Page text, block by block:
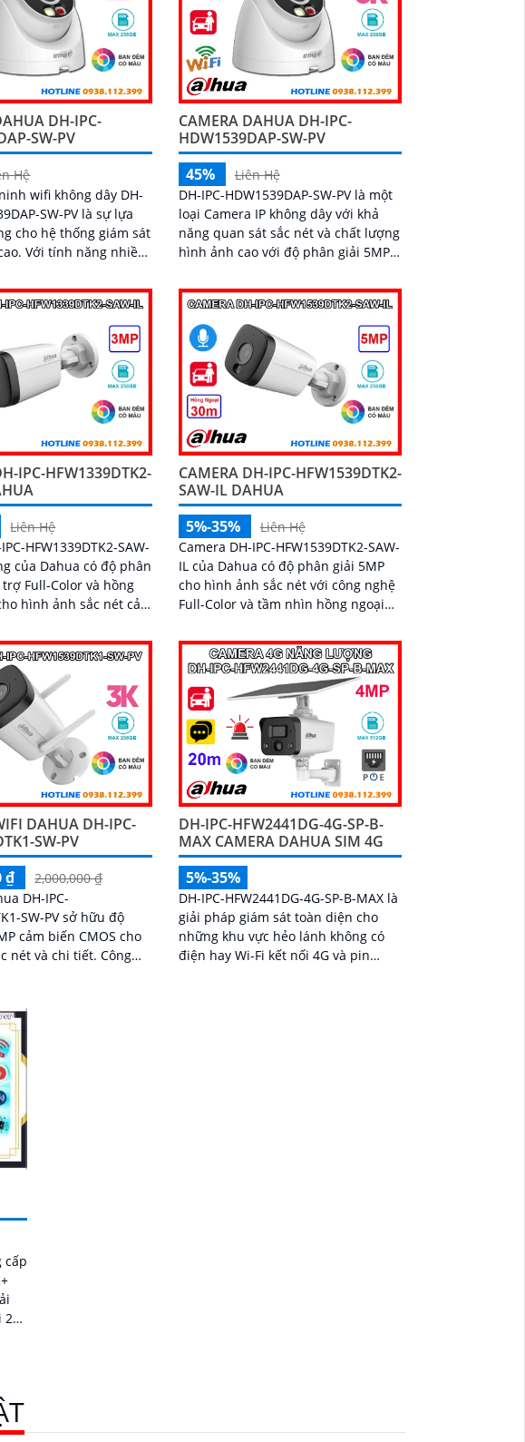
DH-IPC-
SW-PV
Hệ
wifi không dây DH-
SW-PV là sự lựa
cho hệ thống giám sát
nhiều
2 chiều phát hiện
tiện và độ phân
nét camera giúp bảo vệ
ngôi nhà hoặc văn
CAMERA DAHUA DH-IPC-
HDW1539DAP-SW-PV
45%
Liên Hệ
DH-IPC-HDW1539DAP-SW-PV là một
loại Camera IP không dây với khả
năng quan sát sắc nét và chất lượng
hình ảnh cao với độ phân giải 5MP
thiết kế để đem lại trải nghiệm giám
sát an toàn và hiệu quả cảnh báo
chủ động khi có phát hiện con người
phát hiện phương tiện
IPC-HFW1339DTK2-
Liên Hệ
HFW1339DTK2-SAW-
của Dahua có độ phân
Full-Color và hồng
hình ảnh sắc nét cả
loa cảnh báo và công
phát hiện con người,
chính xác
CAMERA DH-IPC-HFW1539DTK2-
SAW-IL DAHUA
5%-35%
Liên Hệ
Camera DH-IPC-HFW1539DTK2-SAW-
IL của Dahua có độ phân giải 5MP
cho hình ảnh sắc nét với công nghệ
Full-Color và tầm nhìn hồng ngoại
cảnh báo và AI thông minh, giúp
phát hiện chính xác con người và
phương tiện
DAHUA DH-IPC-
SW-PV
₫
2,000,000 ₫
DH-IPC-
SW-PV sở hữu độ
cảm biến CMOS cho
nét và chi tiết. Công
DH-IPC-HFW2441DG-4G-SP-B-
MAX CAMERA DAHUA SIM 4G
5%-35%
DH-IPC-HFW2441DG-4G-SP-B-MAX là
giải pháp giám sát toàn diện cho
những khu vực hẻo lánh không có
điện hay Wi-Fi kết nối 4G và pin
cấp
2